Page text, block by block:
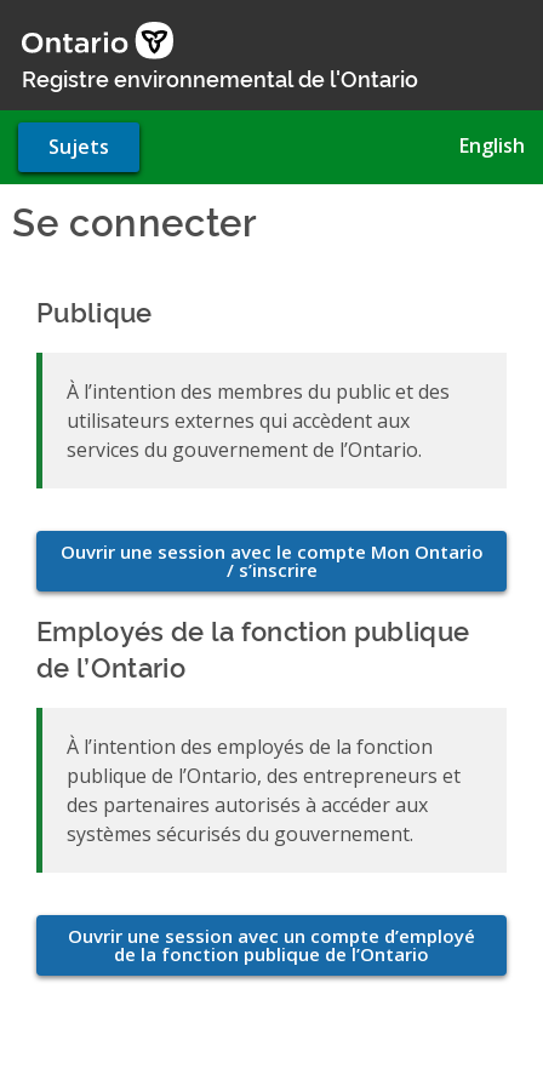
au
contenu
Registre environnemental de l'Ontario
Sujets English
Se connecter
Publique
À l’intention des membres du public et des
utilisateurs externes qui accèdent aux
services du gouvernement de l’Ontario.
Employés de la fonction publique
de l’Ontario
À l’intention des employés de la fonction
publique de l’Ontario, des entrepreneurs et
des partenaires autorisés à accéder aux
systèmes sécurisés du gouvernement.